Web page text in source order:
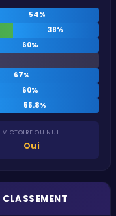
54%
38%
60%
67%
60%
55.8%
VICTOIRE OU NUL
Oui
CLASSEMENT